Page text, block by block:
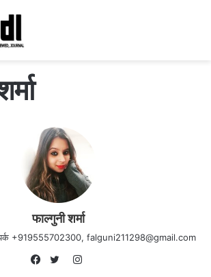
फाल्गुनी शर्मा
+919555702300, falguni211298@gmail.com
Instagram